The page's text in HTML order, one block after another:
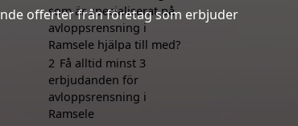
offerter från företag som erbjuder
som är specialiserat på
avloppsrensning i
Ramsele hjälpa till med?
2 Få alltid minst 3
erbjudanden för
avloppsrensning i
Ramsele